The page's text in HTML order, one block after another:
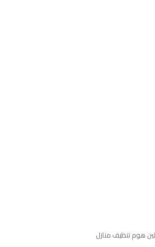
تنظيف منازل